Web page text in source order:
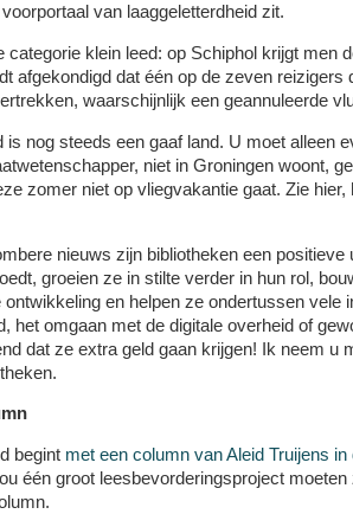
van laaggeletterdheid zit.
categorie klein leed: op Schiphol krijgt men
afgekondigd dat één op de zeven reizigers
waarschijnlijk een geannuleerde
is nog steeds een gaaf land. U moet alleen
niet in Groningen woont,
zomer niet op vliegvakantie gaat. Zie
nieuws zijn bibliotheken een positieve
groeien ze in stilte verder in hun rol,
en helpen ze ondertussen vele
het omgaan met de digitale overheid of
dat ze extra geld gaan krijgen! Ik neem u
begint met een column van Aleid Truijens
één groot leesbevorderingsproject